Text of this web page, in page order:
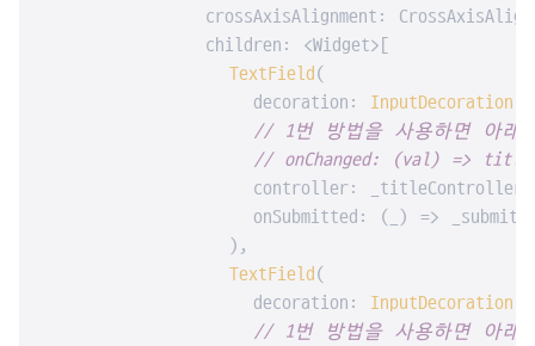
crossAxisAlignment:
              children: <Widget>[
TextField(
                  decoration:
InputDecoration
// 1번 방법을 사용하면 아래
// onChanged: (val) =>
                  controller: _titleController,
onSubmitted: (_) =>
                ),
TextField(
                  decoration:
InputDecoration
// 1번 방법을 사용하면 아래